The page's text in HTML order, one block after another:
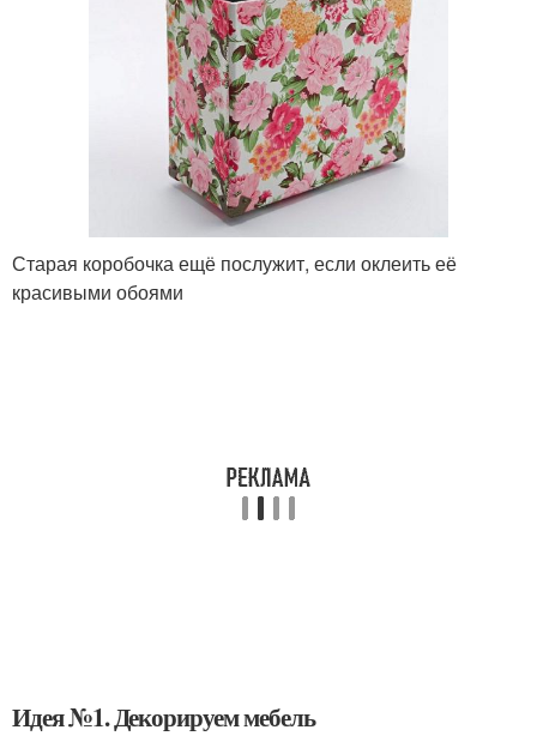
Старая коробочка ещё послужит, если оклеить её
красивыми обоями
Идея №1. Декорируем мебель